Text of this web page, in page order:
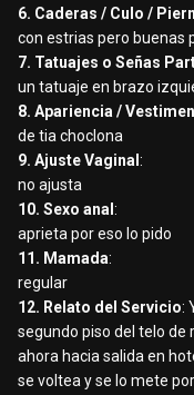
6. Caderas / Culo /
con estrias pero buenas
7. Tatuajes o Señas
un tatuaje en brazo
8. Apariencia /
de tia choclona
9. Ajuste Vaginal :
no ajusta
10. Sexo anal :
aprieta por eso lo pido
11. Mamada:
regular
12. Relato del Servicio:
segundo piso del telo de
ahora hacia salida en
se voltea y se lo mete